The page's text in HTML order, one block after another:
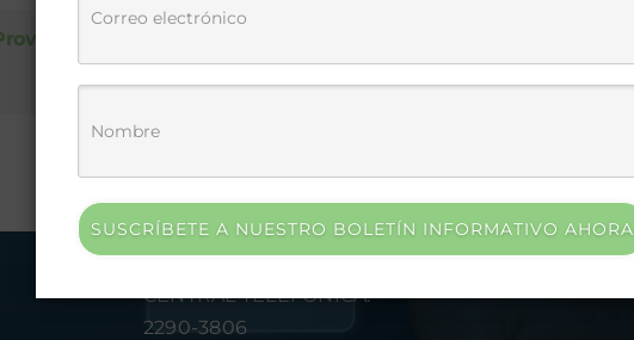
Descargar
CENTRAL TELEFÓNICA:
2290-3806
SUSCRÍBETE A NUESTRO BOLETÍN INFORMATIVO AHORA